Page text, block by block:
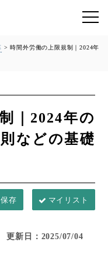
>時間外労働の上限規制｜2024年
｜2024年の
などの基礎
マイリスト
更新日：2025/07/04